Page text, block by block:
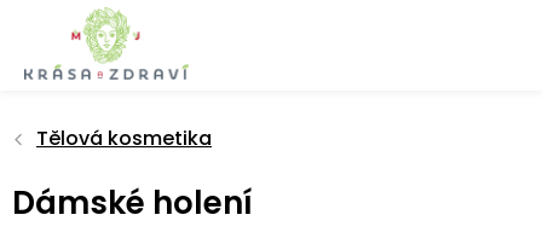
obsah
Tělová kosmetika
Dámské holení